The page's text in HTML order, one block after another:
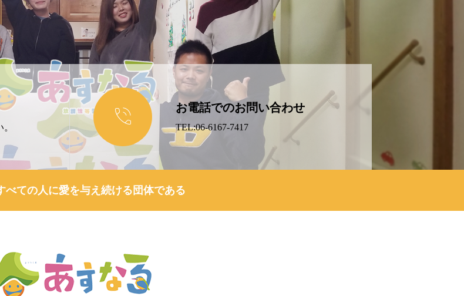
 お電話でのお問い合わせ
TEL:06-6167-7417
べての人に愛を与え続ける団体である